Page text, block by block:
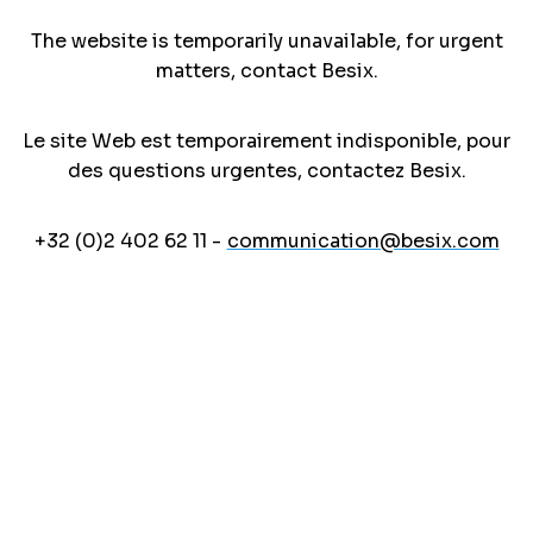
The website is temporarily unavailable, for urgent
matters, contact Besix.
Le site Web est temporairement indisponible, pour
des questions urgentes, contactez Besix.
+32 (0)2 402 62 11 - communication@besix.com